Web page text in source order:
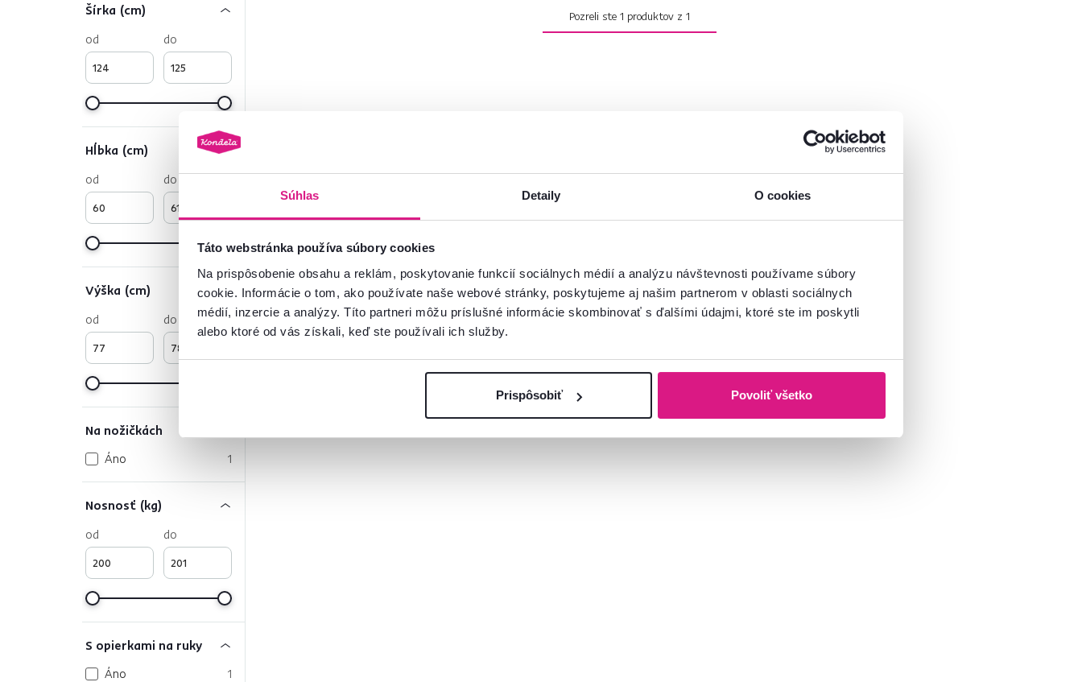
Súhlas Detaily O cookies
Táto webstránka používa súbory cookies
Na prispôsobenie obsahu a reklám, poskytovanie funkcií sociálnych médií a analýzu návštevnosti používame súbory
cookie. Informácie o tom, ako používate naše webové stránky, poskytujeme aj našim partnerom v oblasti sociálnych
médií, inzercie a analýzy. Títo partneri môžu príslušné informácie skombinovať s ďalšími údajmi, ktoré ste im poskytli
alebo ktoré od vás získali, keď ste používali ich služby.
Prispôsobiť Povoliť všetko
Šírka (cm)
od
do
Hĺbka (cm)
od
do
Výška (cm)
od
do
Na nožičkách
Áno 1
Nosnosť (kg)
od
do
S opierkami na ruky
Áno 1
Pozreli ste 1 produktov z 1